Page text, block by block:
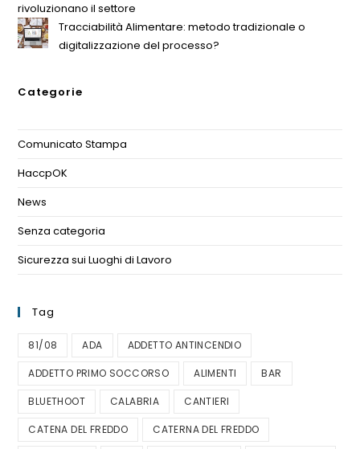
rivoluzionano il settore
Tracciabilità Alimentare: metodo tradizionale o
digitalizzazione del processo?
Categorie
Comunicato Stampa
HaccpOK
News
Senza categoria
Sicurezza sui Luoghi di Lavoro
Tag
81/08 ADA ADDETTO ANTINCENDIO
ADDETTO PRIMO SOCCORSO ALIMENTI BAR
BLUETHOOT CALABRIA CANTIERI
CATENA DEL FREDDO CATERNA DEL FREDDO